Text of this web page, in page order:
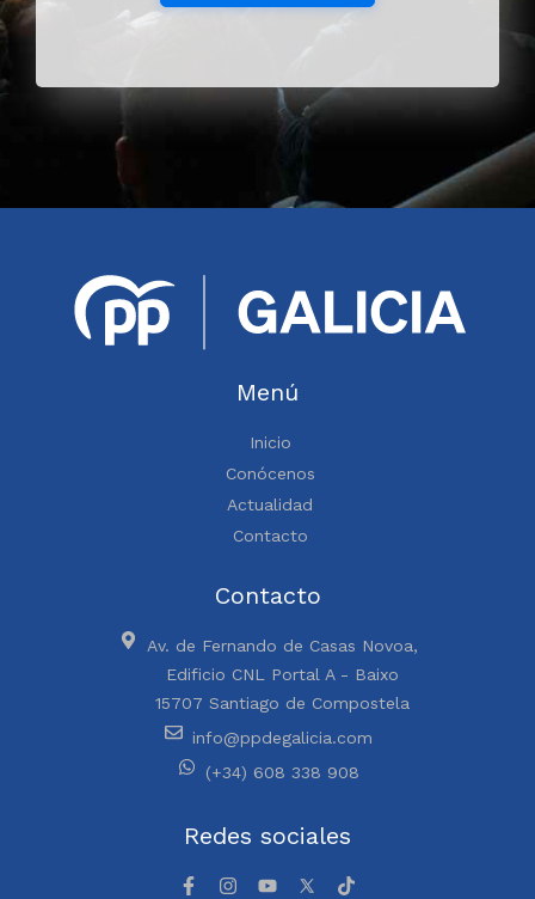
Menú
Inicio
Conócenos
Actualidad
Contacto
Contacto
Av. de Fernando de Casas Novoa,
Edificio CNL Portal A - Baixo
15707 Santiago de Compostela
info@ppdegalicia.com
(+34) 608 338 908
Redes sociales